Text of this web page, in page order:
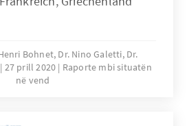
Bohnet, Dr. Nino Galetti, Dr.
27 prill 2020
Raporte mbi situatën
në vend